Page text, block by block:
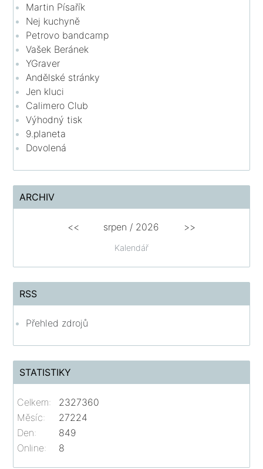
Martin Písařík
Nej kuchyně
Petrovo bandcamp
Vašek Beránek
YGraver
Andělské stránky
Jen kluci
Calimero Club
Výhodný tisk
9.planeta
Dovolená
ARCHIV
Kalendář
<< srpen / 2026 >>
RSS
Přehled zdrojů
STATISTIKY
Online: 8
Celkem:
2327360
Měsíc:
27224
Den:
849